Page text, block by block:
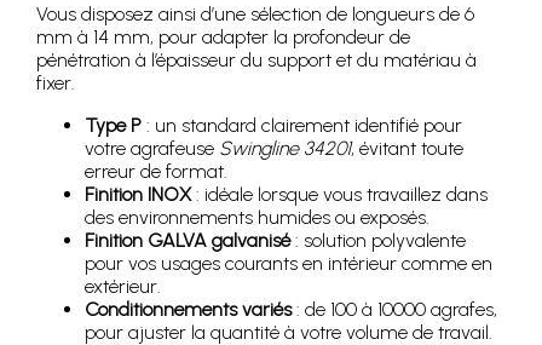
Vous disposez ainsi d’une sélection de longueurs de 6
mm à 14 mm, pour adapter la profondeur de
pénétration à l’épaisseur du support et du matériau à
fixer.
Type P : un standard clairement identifié pour
votre agrafeuse Swingline 34201, évitant toute
erreur de format.
Finition INOX: idéale lorsque vous travaillez dans
des environnements humides ou exposés.
Finition GALVA galvanisé: solution polyvalente
pour vos usages courants en intérieur comme en
extérieur.
Conditionnements variés: de 100 à 10000 agrafes,
pour ajuster la quantité à votre volume de travail.